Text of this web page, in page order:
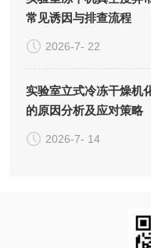
常见诱因与排查流程
2026-7- 22
实验室立式冷冻干燥机
的原因分析及应对策略
2026-7- 14